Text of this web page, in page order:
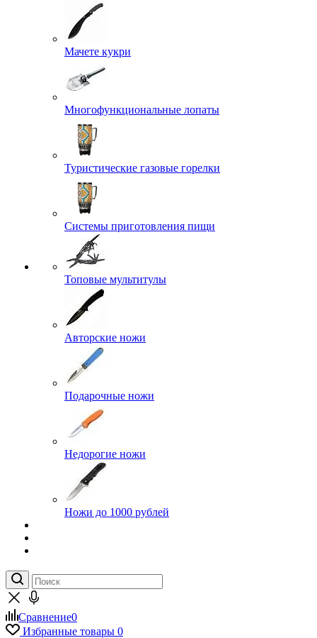
Мачете кукри
Многофункциональные лопаты
Туристические газовые горелки
Системы приготовления пищи
Топовые мультитулы
Авторские ножи
Подарочные ножи
Недорогие ножи
Ножи до 1000 рублей
Сравнение0
Избранные товары 0